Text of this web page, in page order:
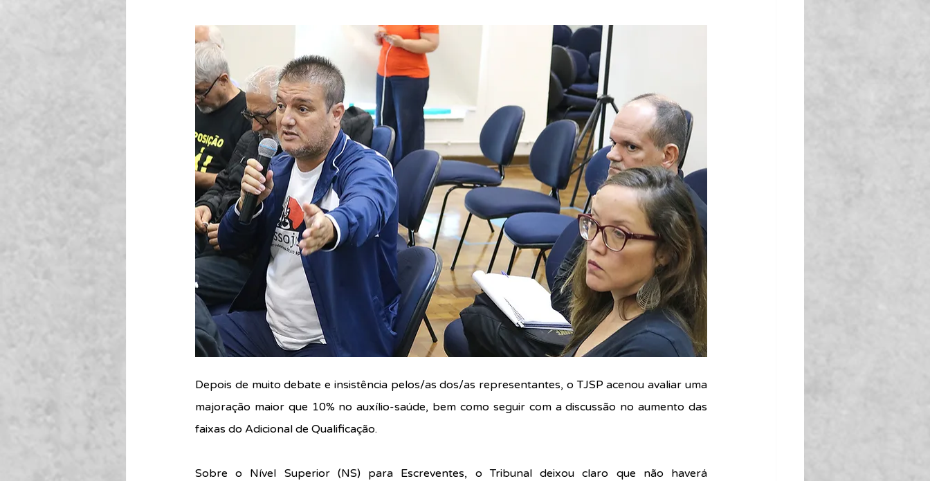
Depois de muito debate e insistência pelos/as dos/as representantes, o TJSP acenou avaliar uma
majoração maior que 10% no auxílio-saúde, bem como seguir com a discussão no aumento das
faixas do Adicional de Qualificação.
Sobre o Nível Superior (NS) para Escreventes, o Tribunal deixou claro que não haverá